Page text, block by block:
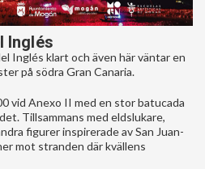
Inglés
Inglés klart och även här väntar en
på södra Gran Canaria.
vid Anexo II med en stor batucada
Tillsammans med eldslukare,
figurer inspirerade av San Juan-
mot stranden där kvällens